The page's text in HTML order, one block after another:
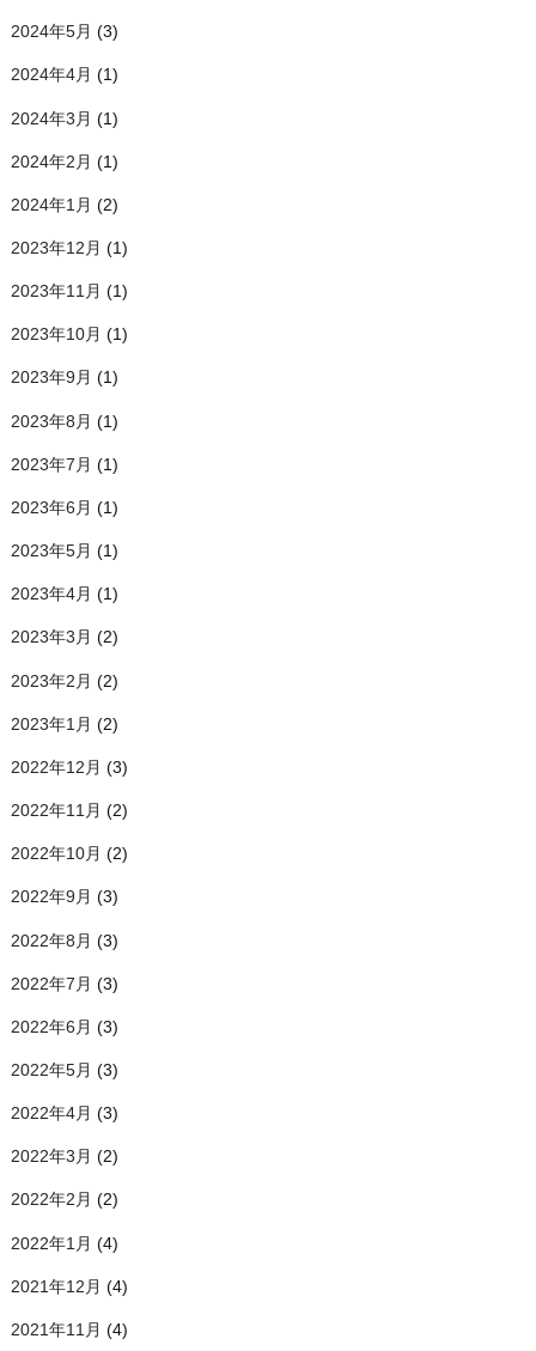
2024年5月 (3)
2024年4月 (1)
2024年3月 (1)
2024年2月 (1)
2024年1月 (2)
2023年12月 (1)
2023年11月 (1)
2023年10月 (1)
2023年9月 (1)
2023年8月 (1)
2023年7月 (1)
2023年6月 (1)
2023年5月 (1)
2023年4月 (1)
2023年3月 (2)
2023年2月 (2)
2023年1月 (2)
2022年12月 (3)
2022年11月 (2)
2022年10月 (2)
2022年9月 (3)
2022年8月 (3)
2022年7月 (3)
2022年6月 (3)
2022年5月 (3)
2022年4月 (3)
2022年3月 (2)
2022年2月 (2)
2022年1月 (4)
2021年12月 (4)
2021年11月 (4)